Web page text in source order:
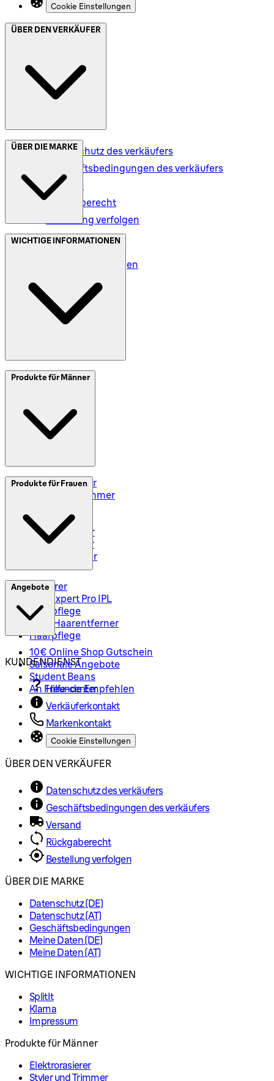
Cookie Einstellungen
ÜBER DEN VERKÄUFER
Datenschutz des verkäufers
Geschäftsbedingungen des verkäufers
Versand
Rückgaberecht
Bestellung verfolgen
ÜBER DIE MARKE
Datenschutz (DE)
Geschäftsbedingungen
Meine Daten (AT)
WICHTIGE INFORMATIONEN
SplitIt
Produkte für Männer
Elektrorasierer
Styler und Trimmer
Rasiersets
Rasierzubehör
Body Groomer
Haarschneider
Produkte für Frauen
Epilierer
Silk-Expert Pro IPL
Hautpflege
Mini-Haarentferner
Haarpflege
Angebote
10€ Online Shop Gutschein
Saisonale Angebote
Student Beans
An Freunde Empfehlen
KUNDENDIENST
Hilfe-center
Verkäuferkontakt
Markenkontakt
Cookie Einstellungen
ÜBER DEN VERKÄUFER
Datenschutz des verkäufers
Geschäftsbedingungen des verkäufers
Versand
Rückgaberecht
Bestellung verfolgen
ÜBER DIE MARKE
Datenschutz (DE)
Datenschutz (AT)
Geschäftsbedingungen
Meine Daten (DE)
Meine Daten (AT)
WICHTIGE INFORMATIONEN
SplitIt
Klarna
Impressum
Produkte für Männer
Elektrorasierer
Styler und Trimmer